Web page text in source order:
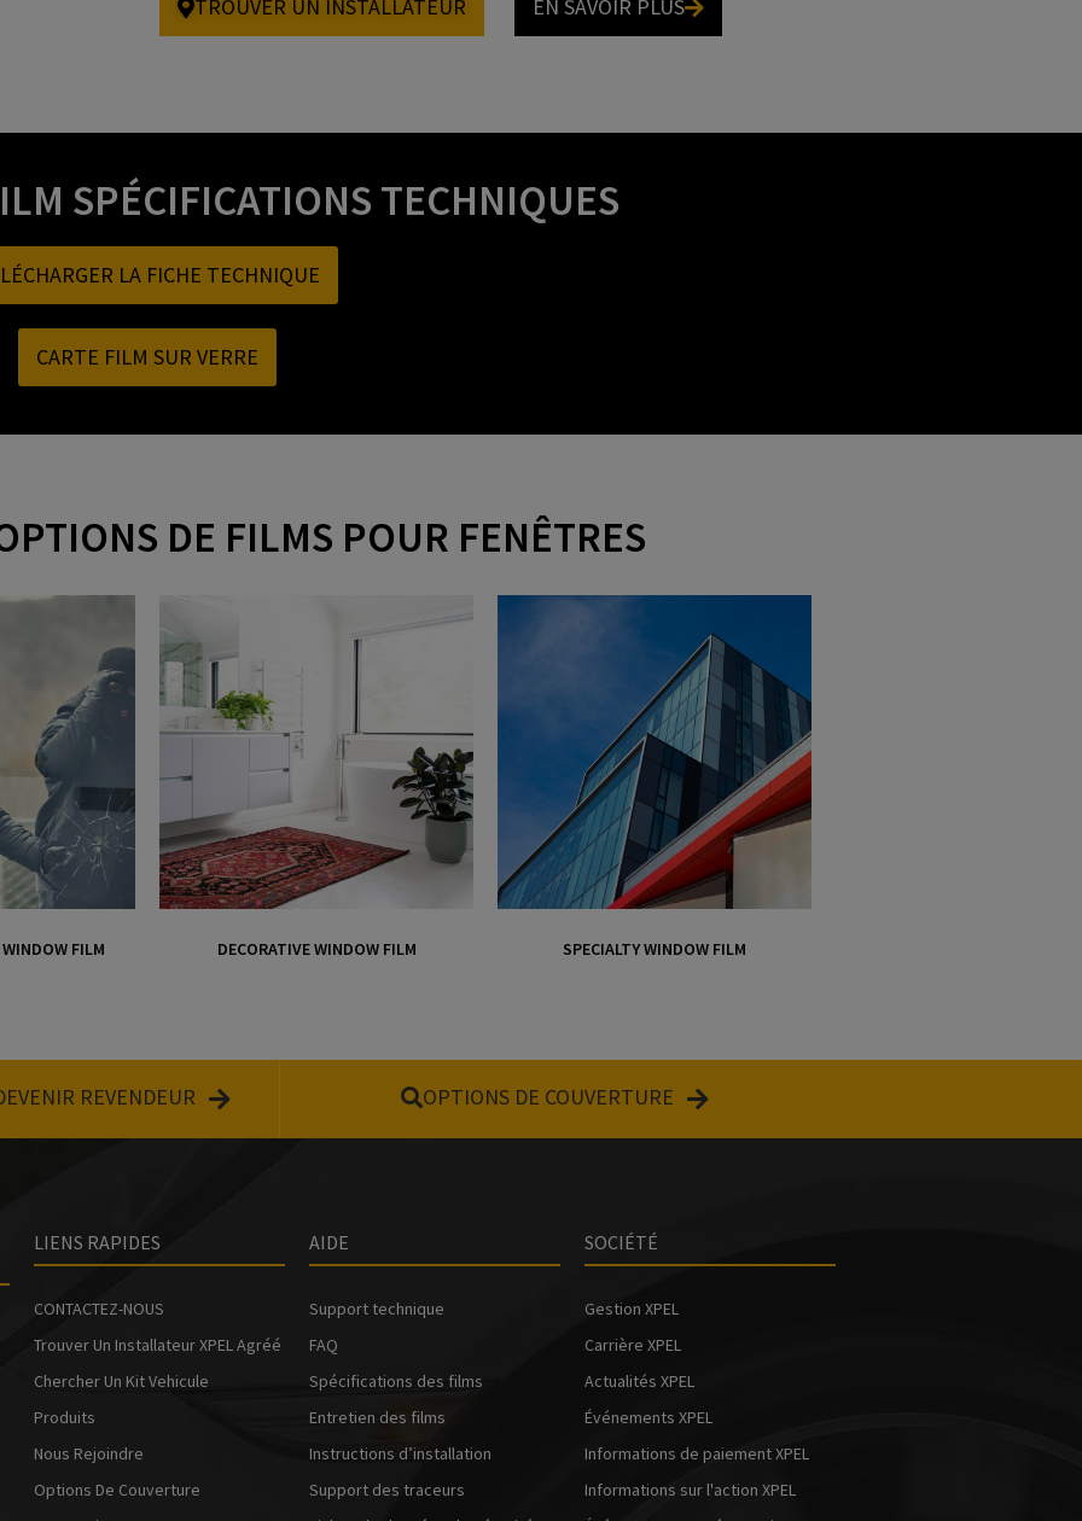
TROUVER UN INSTALLATEUR EN SAVOIR PLUS
SPÉCIFICATIONS TECHNIQUES
LA FICHE TECHNIQUE
CARTE FILM SUR VERRE
DE FILMS POUR FENÊTRES
FILM DECORATIVE WINDOW FILM SPECIALTY WINDOW FILM
REVENDEUR OPTIONS DE COUVERTURE
LIENS RAPIDES
CONTACTEZ-NOUS
Trouver Un Installateur XPEL Agréé
Chercher Un Kit Vehicule
Produits
Nous Rejoindre
Options De Couverture
AIDE
Support technique
FAQ
Spécifications des films
Entretien des films
Instructions d’installation
Support des traceurs
SOCIÉTÉ
Gestion XPEL
Carrière XPEL
Actualités XPEL
Événements XPEL
Informations de paiement XPEL
Informations sur l'action XPEL